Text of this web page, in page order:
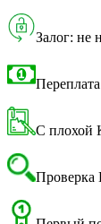
Залог: не
С плохой
Проверка